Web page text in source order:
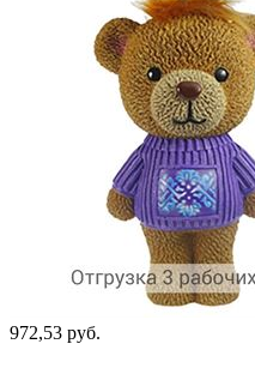
972,53 руб.